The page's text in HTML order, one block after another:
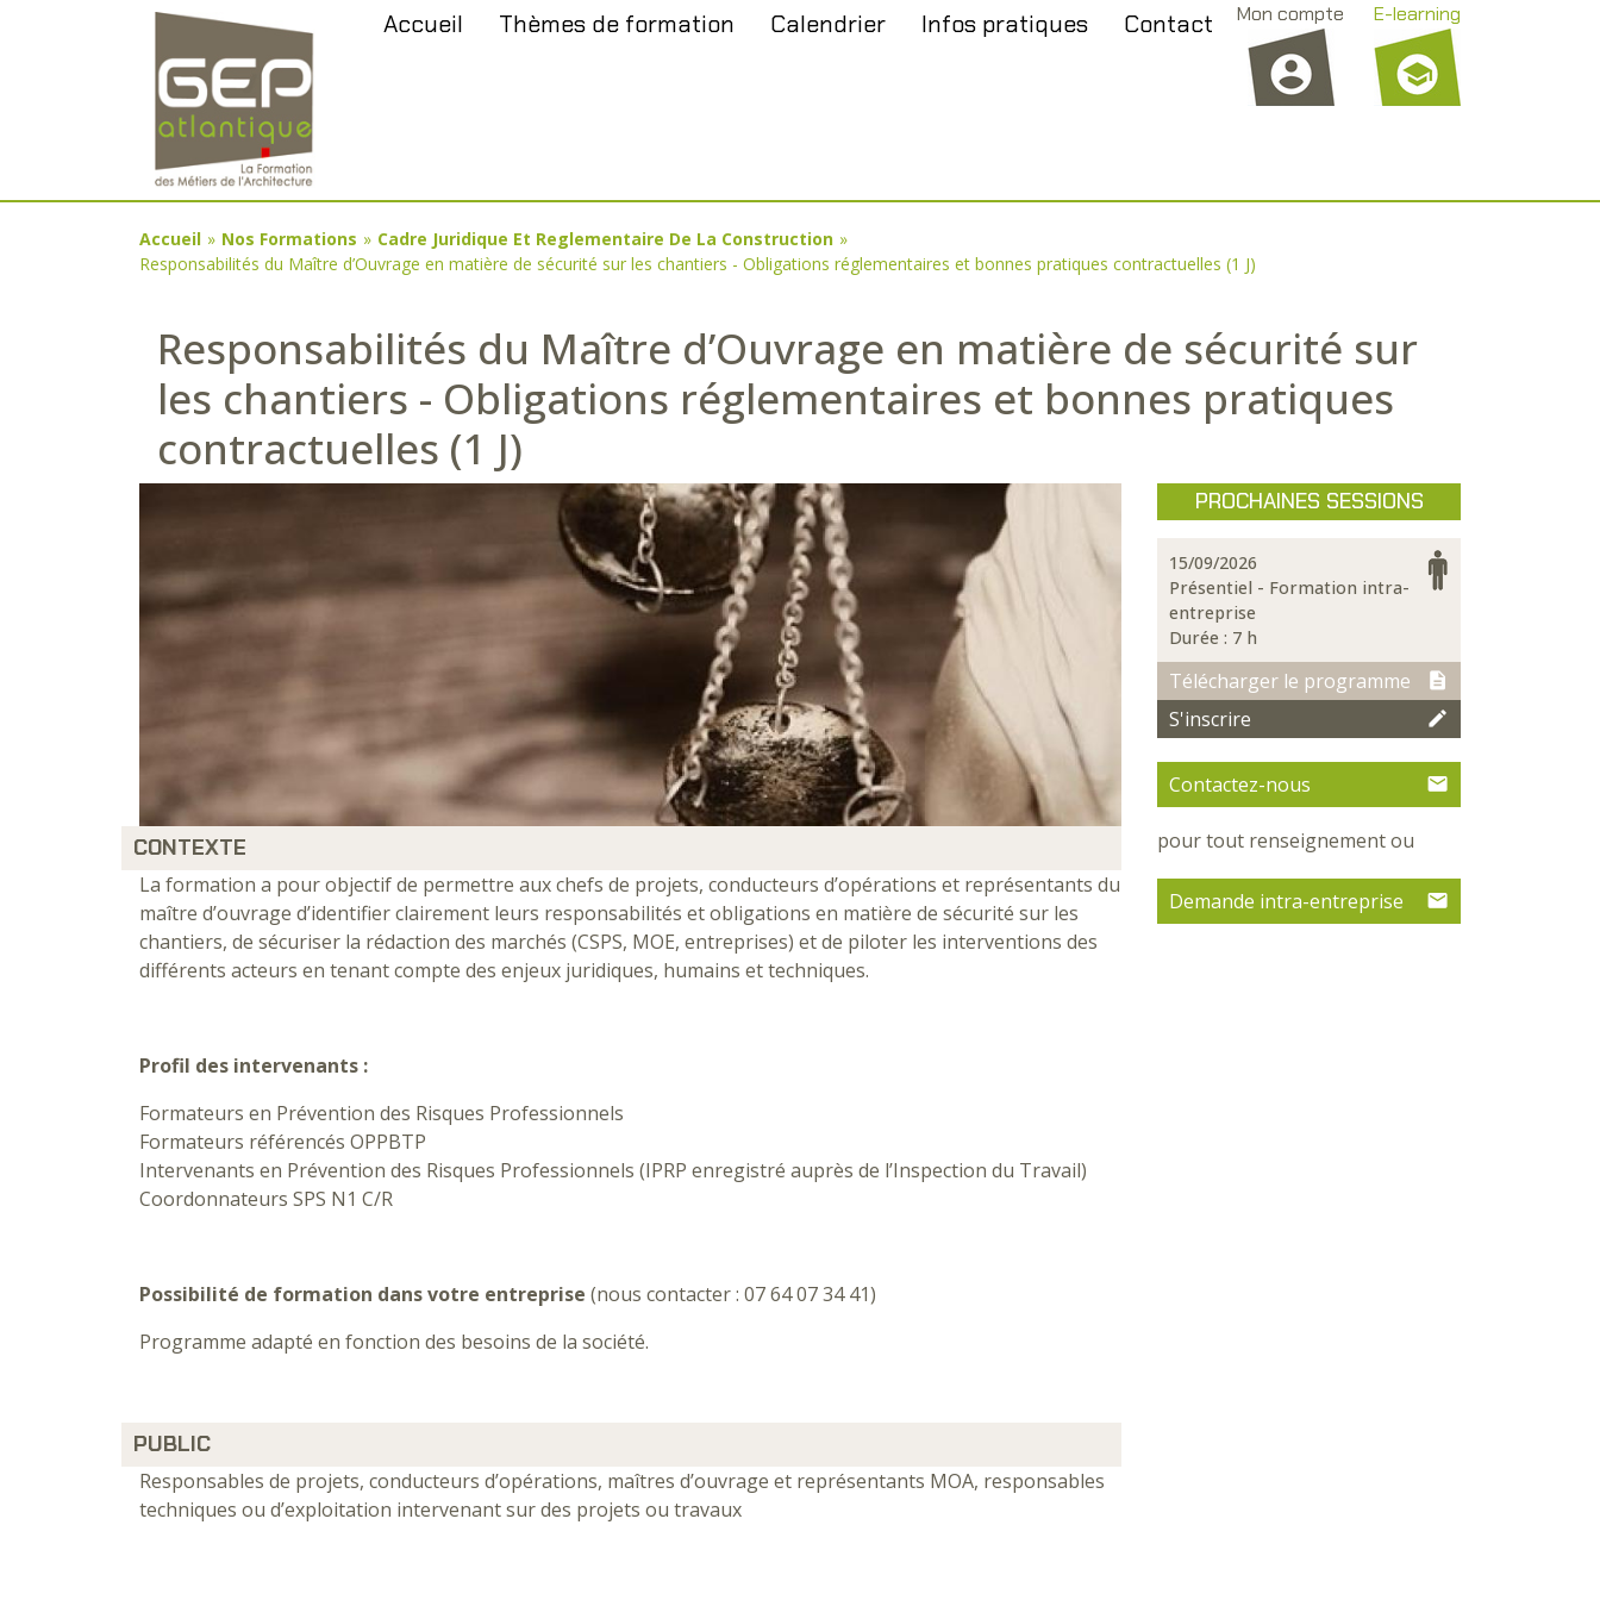
Accueil Thèmes de formation Calendrier Infos pratiques Contact Mon compte E-learning
You
here
Accueil » Nos Formations » Cadre Juridique Et Reglementaire De La Construction »
Responsabilités du Maître d’Ouvrage en matière de sécurité sur les chantiers - Obligations réglementaires et bonnes pratiques contractuelles (1 J)
Responsabilités du Maître d’Ouvrage en matière de sécurité sur
les chantiers - Obligations réglementaires et bonnes pratiques
contractuelles (1 J)
CONTEXTE
La formation a pour objectif de permettre aux chefs de projets, conducteurs d’opérations et représentants du
maître d’ouvrage d’identifier clairement leurs responsabilités et obligations en matière de sécurité sur les
chantiers, de sécuriser la rédaction des marchés (CSPS, MOE, entreprises) et de piloter les interventions des
différents acteurs en tenant compte des enjeux juridiques, humains et techniques.
Profil des intervenants :
Formateurs en Prévention des Risques Professionnels
Formateurs référencés OPPBTP
Intervenants en Prévention des Risques Professionnels (IPRP enregistré auprès de l’Inspection du Travail)
Coordonnateurs SPS N1 C/R
Possibilité de formation dans votre entreprise (nous contacter : 07 64 07 34 41)
Programme adapté en fonction des besoins de la société.
PUBLIC
Responsables de projets, conducteurs d’opérations, maîtres d’ouvrage et représentants MOA, responsables
techniques ou d’exploitation intervenant sur des projets ou travaux
PROCHAINES SESSIONS
15/09/2026
Présentiel - Formation intra-
entreprise
Durée : 7 h
Télécharger le programme
S'inscrire
Contactez-nous
pour tout renseignement ou
Demande intra-entreprise
Panneau de gestion des cookies